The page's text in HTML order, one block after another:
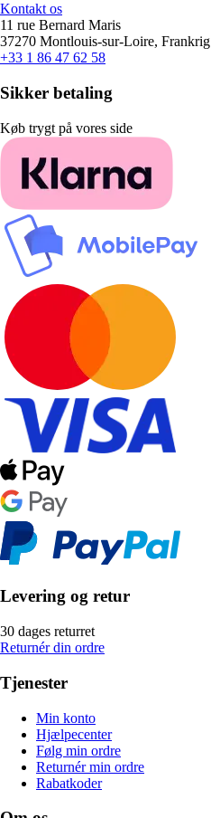
Kontakt os
11 rue Bernard Maris
37270 Montlouis-sur-Loire, Frankrig
+33 1 86 47 62 58
Sikker betaling
Køb trygt på vores side
Levering og retur
30 dages returret
Returnér din ordre
Tjenester
Min konto
Hjælpecenter
Følg min ordre
Returnér min ordre
Rabatkoder